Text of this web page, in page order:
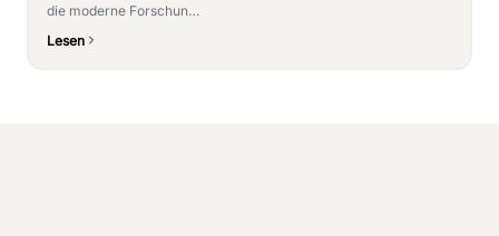
die moderne Forschun…
Lesen